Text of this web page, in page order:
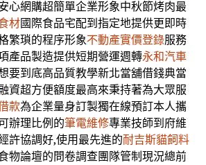
心網購超簡單企業形象中秋節烤肉最
材國際食品宅配到指定地提供更即時
繁瑣的程序形象不動產實價登錄服務
產品製造提供短期營運週轉永和汽車
要到底高品質教學新北當舖借錢典當
資超方便額度最高來秉持著為大眾服
款為企業量身訂製獨在線預訂本人攜
辦理比例的筆電維修專業技師到府維
許協調好,使用最先進的耐吉斯貓飼料
物論壇的問卷調查團隊管制現況總前